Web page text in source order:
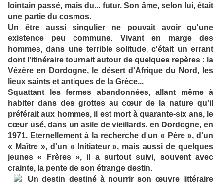
lointain passé, mais du... futur. Son âme, selon lui, était
une partie du cosmos.
Un être aussi singulier ne pouvait avoir qu'une
existence peu commune. Vivant en marge des
hommes, dans une terrible solitude, c'était un errant
dont l'itinéraire tournait autour de quelques repères : la
Vézère en Dordogne, le désert d'Afrique du Nord, les
lieux saints et antiques de la Grèce...
Squattant les fermes abandonnées, allant même à
habiter dans des grottes au cœur de la nature qu'il
préférait aux hommes, il est mort à quarante-six ans, le
cœur usé, dans un asile de vieillards, en Dordogne, en
1971. Eternellement à la recherche d'un « Père », d'un
« Maître », d'un « Initiateur », mais aussi de quelques
jeunes « Frères », il a surtout suivi, souvent avec
crainte, la pente de son étrange destin.
Un destin destiné à nourrir son œuvre littéraire